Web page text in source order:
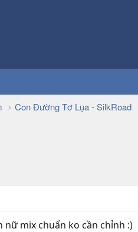
Con Đường Tơ Lụa - SilkRoad
nữ mix chuẩn ko cần chỉnh :)